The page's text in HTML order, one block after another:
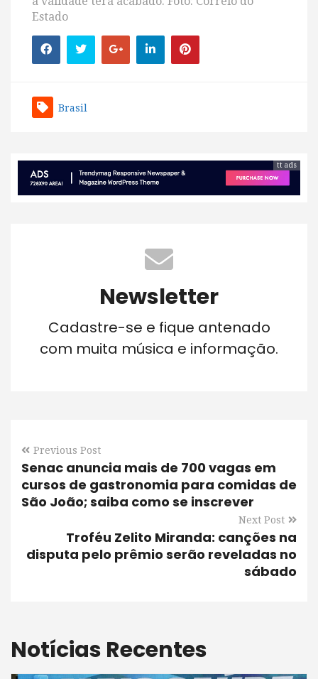
Estado
Brasil
tt ads
Newsletter
Cadastre-se e fique antenado
com muita música e informação.
Previous Post
Senac anuncia mais de 700 vagas em
cursos de gastronomia para comidas de
São João; saiba como se inscrever
Next Post
Troféu Zelito Miranda: canções na
disputa pelo prêmio serão reveladas no
sábado
Notícias Recentes